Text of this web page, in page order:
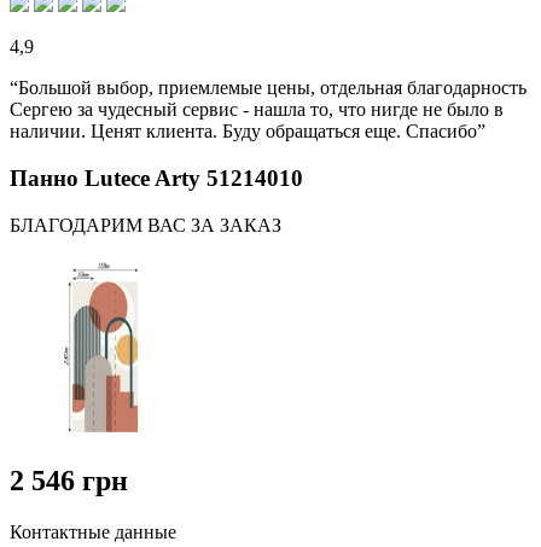
4,9
“Большой выбор, приемлемые цены, отдельная благодарность
Сергею за чудесный сервис - нашла то, что нигде не было в
наличии. Ценят клиента. Буду обращаться еще. Спасибо”
Панно Lutece Arty 51214010
БЛАГОДАРИМ ВАС ЗА ЗАКАЗ
2 546 грн
Контактные данные